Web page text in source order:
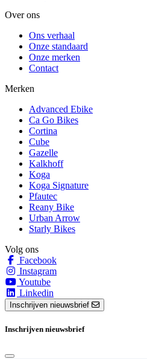
Over ons
Ons verhaal
Onze standaard
Onze merken
Contact
Merken
Advanced Ebike
Ca Go Bikes
Cortina
Cube
Gazelle
Kalkhoff
Koga
Koga Signature
Pfautec
Reany Bike
Urban Arrow
Starly Bikes
Volg ons
Facebook
Instagram
Youtube
Linkedin
Inschrijven nieuwsbrief
Inschrijven nieuwsbrief